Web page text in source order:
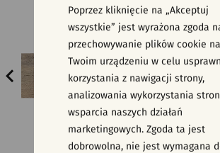
Poprzez kliknięcie na „Akceptuj
wszystkie” jest wyrażona zgoda
przechowywanie plików cookie na
Twoim urządzeniu w celu
korzystania z nawigacji strony,
analizowania wykorzystania
wsparcia naszych działań
marketingowych. Zgoda ta jest
dobrowolna, nie jest wymagana